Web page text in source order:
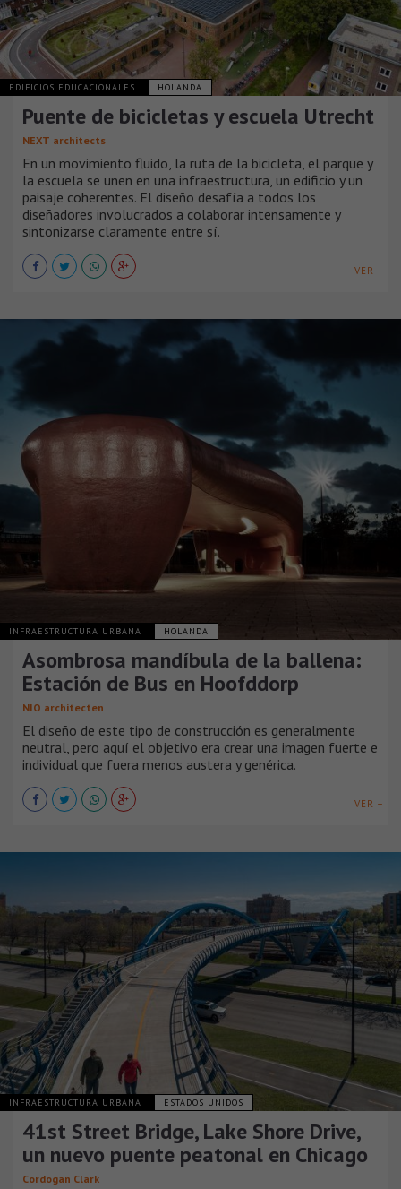
EDIFICIOS EDUCACIONALES HOLANDA
Puente de bicicletas y escuela Utrecht
NEXT architects
En un movimiento fluido, la ruta de la bicicleta, el parque y
la escuela se unen en una infraestructura, un edificio y un
paisaje coherentes. El diseño desafía a todos los
diseñadores involucrados a colaborar intensamente y
sintonizarse claramente entre sí.
VER +
INFRAESTRUCTURA URBANA HOLANDA
Asombrosa mandíbula de la ballena:
Estación de Bus en Hoofddorp
NIO architecten
El diseño de este tipo de construcción es generalmente
neutral, pero aquí el objetivo era crear una imagen fuerte e
individual que fuera menos austera y genérica.
VER +
INFRAESTRUCTURA URBANA ESTADOS UNIDOS
41st Street Bridge, Lake Shore Drive,
un nuevo puente peatonal en Chicago
Cordogan Clark